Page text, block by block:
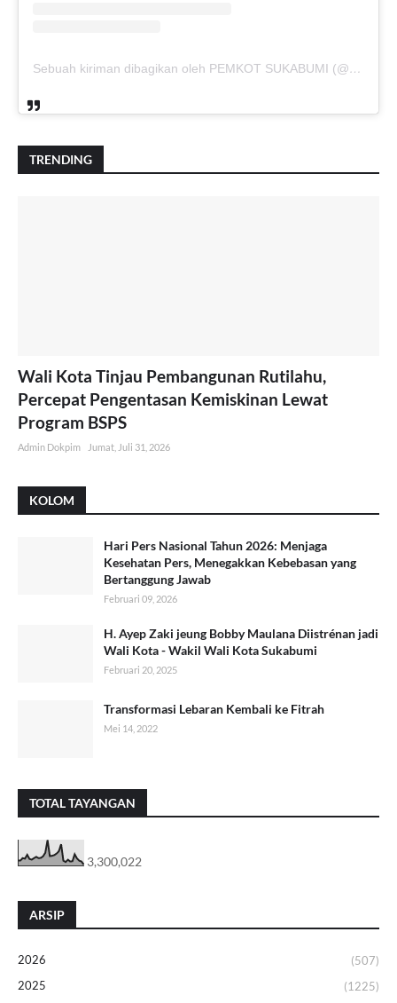
Sebuah kiriman dibagikan oleh PEMKOT SUKABUMI (@pemkotsukabumi_)
TRENDING
Wali Kota Tinjau Pembangunan Rutilahu,
Percepat Pengentasan Kemiskinan Lewat
Program BSPS
Admin Dokpim Jumat, Juli 31, 2026
KOLOM
Hari Pers Nasional Tahun 2026: Menjaga
Kesehatan Pers, Menegakkan Kebebasan yang
Bertanggung Jawab
Februari 09, 2026
H. Ayep Zaki jeung Bobby Maulana Diistrénan jadi
Wali Kota - Wakil Wali Kota Sukabumi
Februari 20, 2025
Transformasi Lebaran Kembali ke Fitrah
Mei 14, 2022
TOTAL TAYANGAN
3,300,022
ARSIP
2026
(507)
2025
(1225)